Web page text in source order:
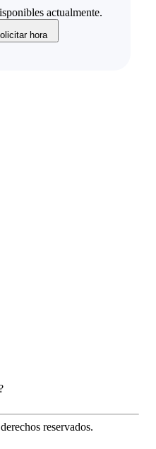
actualmente.
hora
reservados.